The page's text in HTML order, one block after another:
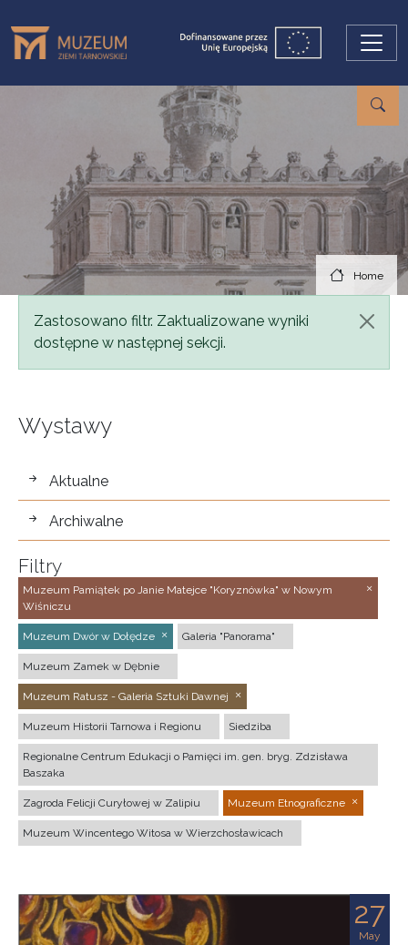
Home
Status message
Zastosowano filtr. Zaktualizowane wyniki
dostępne w następnej sekcji.
Wystawy
wystawy
Aktualne
Archiwalne
Filtry
Muzeum Pamiątek po Janie Matejce "Koryznówka" w Nowym
Wiśniczu
Muzeum Dwór w Dołędze Galeria "Panorama"
Muzeum Zamek w Dębnie
Muzeum Ratusz - Galeria Sztuki Dawnej
Muzeum Historii Tarnowa i Regionu Siedziba
Regionalne Centrum Edukacji o Pamięci im. gen. bryg. Zdzisława
Baszaka
Zagroda Felicji Curyłowej w Zalipiu Muzeum Etnograficzne
Muzeum Wincentego Witosa w Wierzchosławicach
27
May